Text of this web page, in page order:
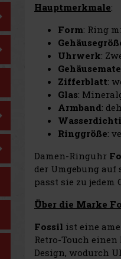
Hauptmerkmale:
Form: Ring
Uhrwerk:
Zifferblatt:
Glas:
Armband:
Ringgröße:
Damen-Ringuhr
der Umgebung auf
passt sie zu jedem
Über die Marke
Fossil ist eine
Retro-Touch
Design, wodurch